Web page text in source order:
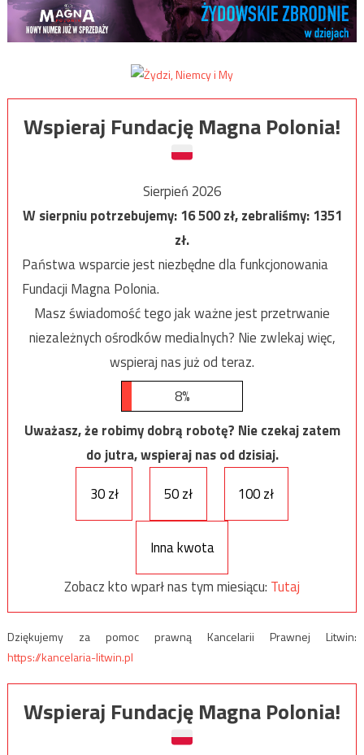
Wspieraj Fundację Magna Polonia!
Sierpień 2026
W sierpniu potrzebujemy:16 500zł, zebraliśmy:1351
zł.
Państwa wsparcie jest niezbędne dla funkcjonowania
Fundacji Magna Polonia.
Masz świadomość tego jak ważne jest przetrwanie
niezależnych ośrodków medialnych? Nie zwlekaj więc,
wspieraj nas już od teraz.
8%
Uważasz, że robimy dobrą robotę? Nie czekaj zatem
do jutra, wspieraj nas od dzisiaj.
30 zł
50 zł 100 zł
Inna kwota
Zobacz kto wparł nas tym miesiącu: Tutaj
Dziękujemy za pomoc prawną Kancelarii Prawnej Litwin:
https://kancelaria-litwin.pl
Wspieraj Fundację Magna Polonia!